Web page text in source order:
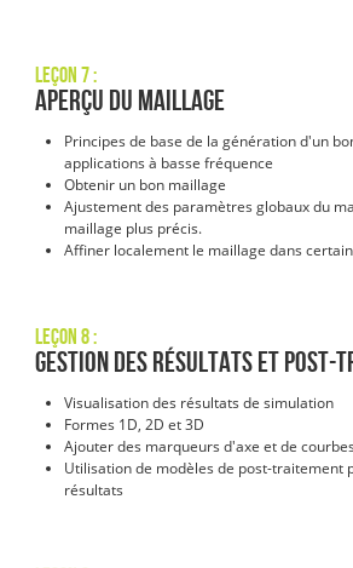
Leçon 7 :
Aperçu du maillage
Principes de base de la génération d'un
applications à basse fréquence
Obtenir un bon maillage
Ajustement des paramètres globaux du
maillage plus précis.
Affiner localement le maillage dans
Leçon 8 :
Gestion des résultats et post-
Visualisation des résultats de simulation
Formes 1D, 2D et 3D
Ajouter des marqueurs d'axe et de
Utilisation de modèles de post-traitement
résultats